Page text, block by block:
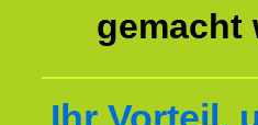
gemacht